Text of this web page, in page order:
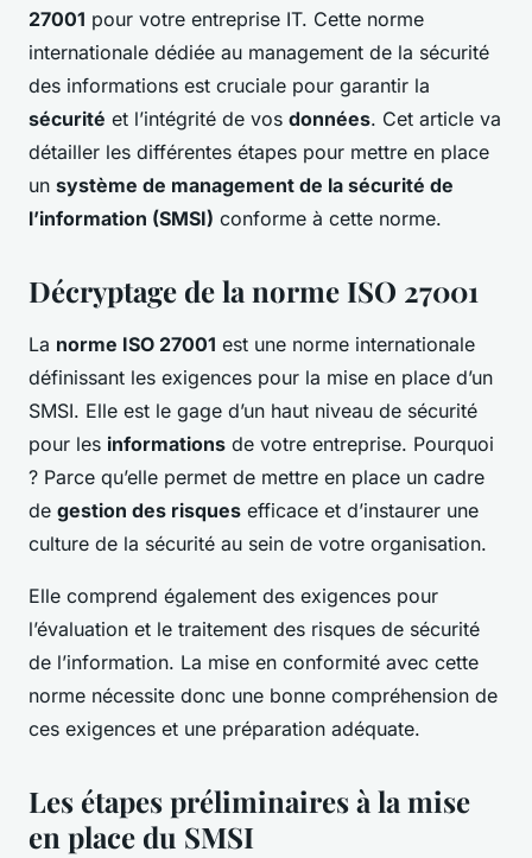
27001 pour votre entreprise IT. Cette norme
internationale dédiée au management de la sécurité
des informations est cruciale pour garantir la
sécurité et l’intégrité de vos données. Cet article va
détailler les différentes étapes pour mettre en place
un système de management de la sécurité de
l’information (SMSI) conforme à cette norme.
Décryptage de la norme ISO 27001
La norme ISO 27001 est une norme internationale
définissant les exigences pour la mise en place d’un
SMSI. Elle est le gage d’un haut niveau de sécurité
pour les informations de votre entreprise. Pourquoi
? Parce qu’elle permet de mettre en place un cadre
de gestion des risques efficace et d’instaurer une
culture de la sécurité au sein de votre organisation.
Elle comprend également des exigences pour
l’évaluation et le traitement des risques de sécurité
de l’information. La mise en conformité avec cette
norme nécessite donc une bonne compréhension de
ces exigences et une préparation adéquate.
Les étapes préliminaires à la mise
en place du SMSI